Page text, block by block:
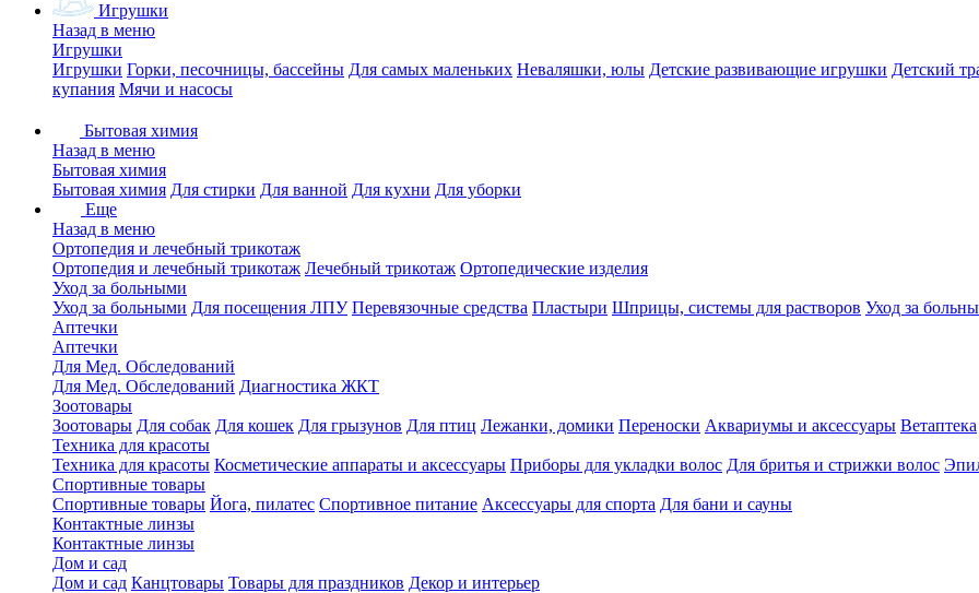
Игрушки
Назад в меню
Игрушки
Игрушки Горки, песочницы, бассейны Для самых маленьких Неваляшки, юлы Детские развивающие игрушки Детский
купания Мячи и насосы
Бытовая химия
Назад в меню
Бытовая химия
Бытовая химия Для стирки Для ванной Для кухни Для уборки
Еще
Назад в меню
Ортопедия и лечебный трикотаж
Ортопедия и лечебный трикотаж Лечебный трикотаж Ортопедические изделия
Уход за больными
Уход за больными Для посещения ЛПУ Перевязочные средства Пластыри Шприцы, системы для растворов Уход за
Аптечки
Аптечки
Для Мед. Обследований
Для Мед. Обследований Диагностика ЖКТ
Зоотовары
Зоотовары Для собак Для кошек Для грызунов Для птиц Лежанки, домики Переноски Аквариумы и аксессуары Ветаптека
Техника для красоты
Техника для красоты Косметические аппараты и аксессуары Приборы для укладки волос Для бритья и стрижки волос
Спортивные товары
Спортивные товары Йога, пилатес Спортивное питание Аксессуары для спорта Для бани и сауны
Контактные линзы
Контактные линзы
Дом и сад
Дом и сад Канцтовары Товары для праздников Декор и интерьер